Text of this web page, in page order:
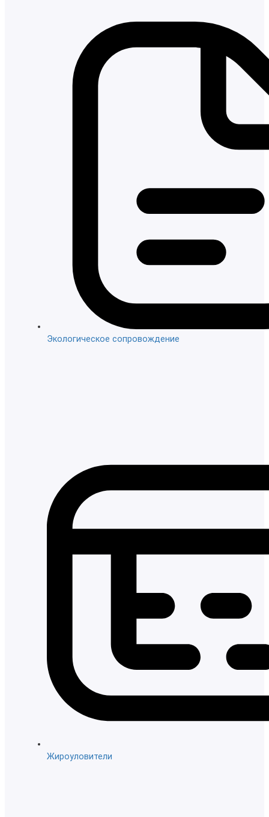
Экологическое сопровождение
Жироуловители